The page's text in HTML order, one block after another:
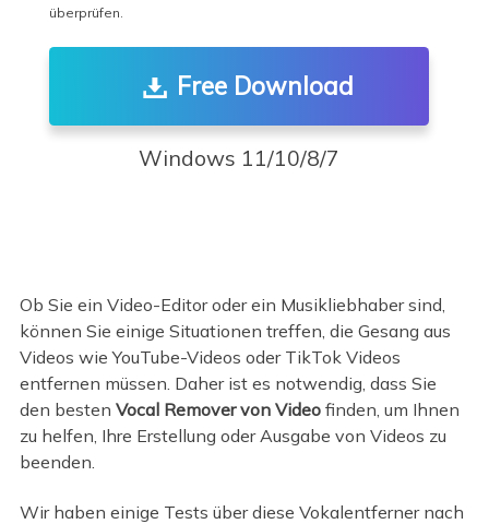
überprüfen.
Free Download
Windows 11/10/8/7
Ob Sie ein Video-Editor oder ein Musikliebhaber sind,
können Sie einige Situationen treffen, die Gesang aus
Videos wie YouTube-Videos oder TikTok Videos
entfernen müssen. Daher ist es notwendig, dass Sie
den besten Vocal Remover von Videofinden, um Ihnen
zu helfen, Ihre Erstellung oder Ausgabe von Videos zu
beenden.
Wir haben einige Tests über diese Vokalentferner nach